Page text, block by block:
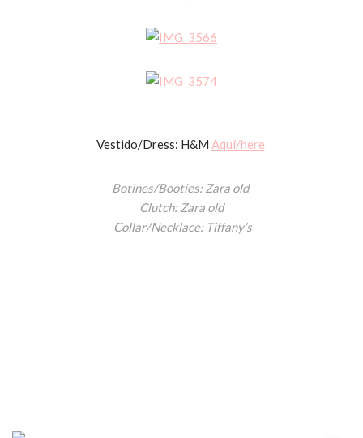
Vestido/Dress: H&M Aquí/here
Botines/Booties: Zara old
Clutch: Zara old
Collar/Necklace: Tiffany’s